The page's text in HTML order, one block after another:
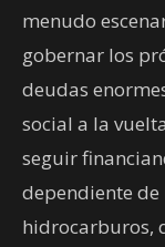
menudo
gobernar los
deudas
social a la
seguir
dependiente de
hidrocarburos,